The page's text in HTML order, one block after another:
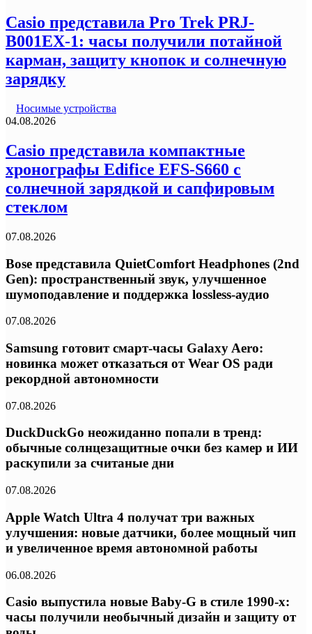
Casio представила Pro Trek PRJ-
B001EX-1: часы получили потайной
карман, защиту кнопок и солнечную
зарядку
Носимые устройства
04.08.2026
Casio представила компактные
хронографы Edifice EFS-S660 с
солнечной зарядкой и сапфировым
стеклом
07.08.2026
Bose представила QuietComfort Headphones (2nd
Gen): пространственный звук, улучшенное
шумоподавление и поддержка lossless-аудио
07.08.2026
Samsung готовит смарт-часы Galaxy Aero:
новинка может отказаться от Wear OS ради
рекордной автономности
07.08.2026
DuckDuckGo неожиданно попали в тренд:
обычные солнцезащитные очки без камер и ИИ
раскупили за считаные дни
07.08.2026
Apple Watch Ultra 4 получат три важных
улучшения: новые датчики, более мощный чип
и увеличенное время автономной работы
06.08.2026
Casio выпустила новые Baby-G в стиле 1990-х:
часы получили необычный дизайн и защиту от